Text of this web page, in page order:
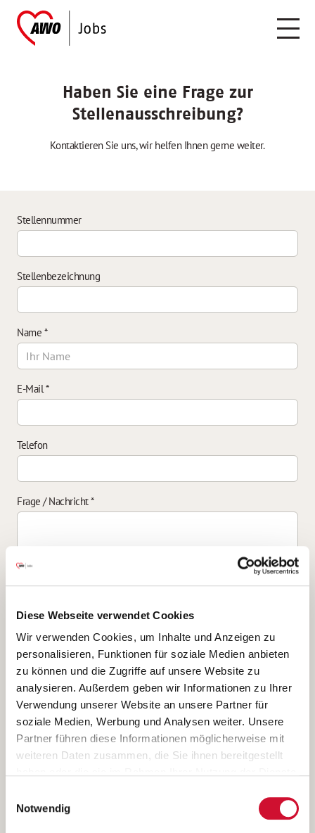
Diese Webseite verwendet Cookies
Wir verwenden Cookies, um Inhalte und Anzeigen zu
personalisieren, Funktionen für soziale Medien anbieten
zu können und die Zugriffe auf unsere Website zu
analysieren. Außerdem geben wir Informationen zu Ihrer
Verwendung unserer Website an unsere Partner für
soziale Medien, Werbung und Analysen weiter. Unsere
Partner führen diese Informationen möglicherweise mit
weiteren Daten zusammen, die Sie ihnen bereitgestellt
Wenn Sie auf „Cookies zulassen“ klicken, so stimmen
Sie der Speicherung sämtlicher Cookies zu. Sie können
Notwendig
Haben Sie eine Frage zur
Stellenausschreibung?
Kontaktieren Sie uns, wir helfen Ihnen gerne weiter.
Stellennummer
Stellenbezeichnung
Name *
E-Mail*
Telefon
Frage / Nachricht*
Ich bin damit einverstanden, dass meine personenbezogenen Daten
ausschließlich zum Zweck der Durchführung der Kontaktanfrage
verarbeitet, auf IT- Systemen der Garitz Bewirtschaftungsbetriebe
GmbH, Heinrich-von-Kleist-Straße 2, 97688 Bad Kissingen
(Betreiber) gespeichert und an die für das Stellenangebot
verantwortliche Stelle zur Kontaktaufnahme weitergegeben
werden.
Diese Einwilligungserklärung kann ich jederzeit gegenüber dem
Weitere Details können Sie der
entnehmen.